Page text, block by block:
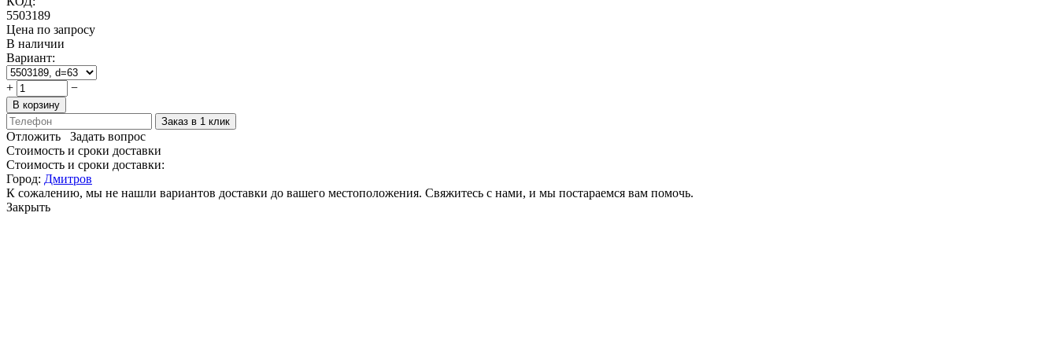
5503189
Цена по запросу
В наличии
Вариант:
+ −
В корзину
Заказ в 1 клик
Отложить
Задать вопрос
Стоимость и сроки доставки
Стоимость и сроки доставки:
Город: Дмитров
К сожалению, мы не нашли вариантов доставки до вашего местоположения. Свяжитесь с нами, и мы постараемся вам помочь.
Закрыть